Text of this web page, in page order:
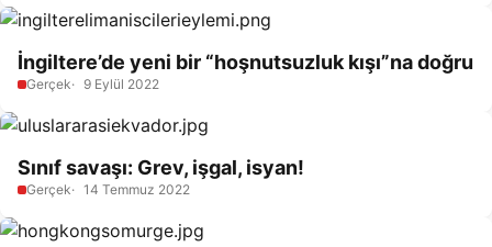
İngiltere’de yeni bir “hoşnutsuzluk kışı”na doğru
Gerçek 9 Eylül 2022
Sınıf savaşı: Grev, işgal, isyan!
Gerçek 14 Temmuz 2022